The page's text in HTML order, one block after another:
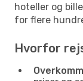
hoteller og
for flere
Hvorfor